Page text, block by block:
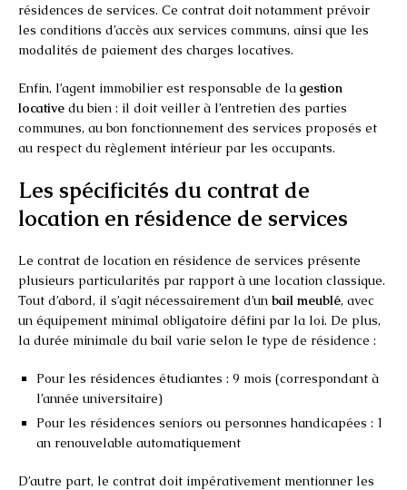
résidences de services. Ce contrat doit notamment prévoir
les conditions d’accès aux services communs, ainsi que les
modalités de paiement des charges locatives.
Enfin, l’agent immobilier est responsable de la gestion
locative du bien : il doit veiller à l’entretien des parties
communes, au bon fonctionnement des services proposés et
au respect du règlement intérieur par les occupants.
Les spécificités du contrat de
location en résidence de services
Le contrat de location en résidence de services présente
plusieurs particularités par rapport à une location classique.
Tout d’abord, il s’agit nécessairement d’un bail meublé, avec
un équipement minimal obligatoire défini par la loi. De plus,
la durée minimale du bail varie selon le type de résidence :
Pour les résidences étudiantes : 9 mois (correspondant à
l’année universitaire)
Pour les résidences seniors ou personnes handicapées : 1
an renouvelable automatiquement
D’autre part, le contrat doit impérativement mentionner les